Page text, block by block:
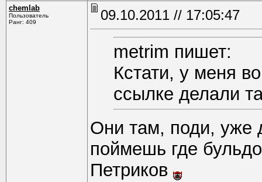
chemlab
Пользователь
Ранг: 409
09.10.2011 // 17:05:47
metrim пишет:
Кстати, у меня
ссылке делали
Они там, поди, уже
поймешь где
Петриков